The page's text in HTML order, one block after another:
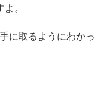
。
に取るようにわかっ